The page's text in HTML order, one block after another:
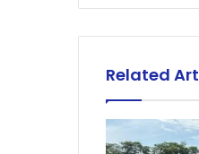
Related